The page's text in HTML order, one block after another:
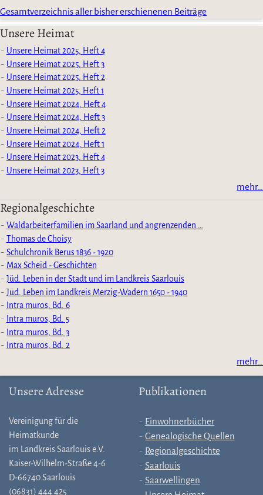
Gesamtverzeichnis aller bisher erschienenen Beiträge
Unsere Heimat
Unsere Heimat 2025, Heft 4
Unsere Heimat 2025, Heft 3
Unsere Heimat 2025, Heft 2
Unsere Heimat 2025, Heft 1
Unsere Heimat 2024, Heft 4
Unsere Heimat 2024, Heft 3
Unsere Heimat 2024, Heft 2
Unsere Heimat 2024, Heft 1
Unsere Heimat 2023, Heft 4
Unsere Heimat 2023, Heft 3
mehr…
Regionalgeschichte
Waldarbeiterfamilien im Saarland und angrenzenden …
Thomas de Choisy
Schulchronik Berus 1836 - 1920
Max Scheid - Geschichten
Jüd. Leben in der Stadt und im Landkreis Saarlouis
Jüd. Leben im Landkreis Merzig-Wadern 1650 - 1940
Intra muros, Bd. 6
Intra muros, Bd. 5
Intra muros, Bd. 3
Intra muros, Bd. 2
mehr…
Unsere Adresse
Vereinigung für die
Heimatkunde
im Landkreis Saarlouis e.V.
Kaiser-Wilhelm-Straße 4-6
D-66740 Saarlouis
(06831) 444 425
Publikationen
Einwohnerbücher
Genealogische Quellen
Regionalgeschichte
Saarlouis
Saarwellingen